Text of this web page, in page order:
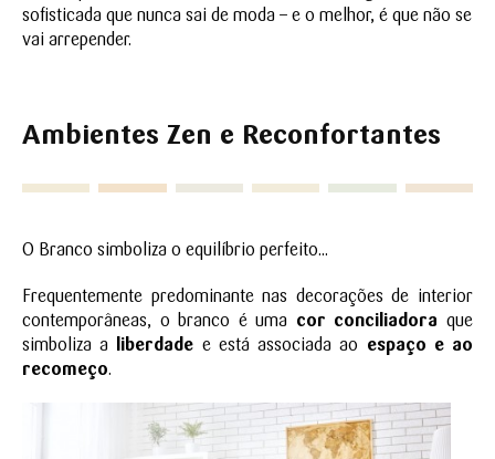
sofisticada que nunca sai de moda – e o melhor, é que não se
vai arrepender.
Ambientes Zen e Reconfortantes
O Branco simboliza o equilíbrio perfeito...
Frequentemente predominante nas decorações de interior
contemporâneas, o branco é uma cor conciliadora que
simboliza a liberdade e está associada ao espaço e ao
recomeço.